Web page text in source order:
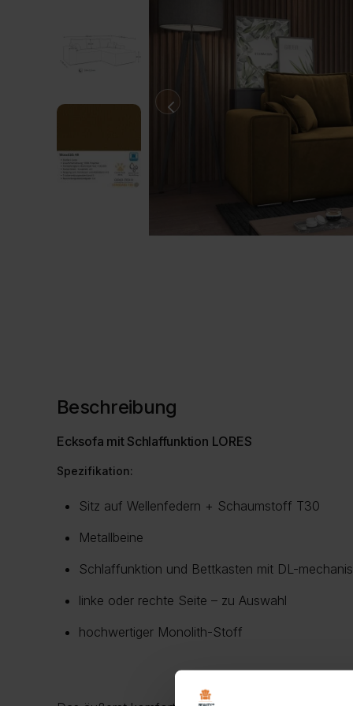
Beschreibung
Ecksofa mit Schlaffunktion LORES
Spezifikation:
Sitz auf Wellenfedern + Schaumstoff T30
Metallbeine
Schlaffunktion und Bettkasten mit DL-
linke oder rechte Seite – zu Auswahl
hochwertiger Monolith-Stoff